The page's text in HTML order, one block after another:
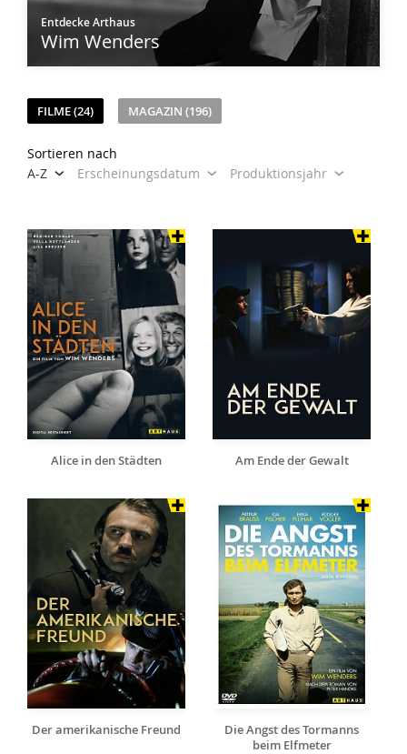
Entdecke Arthaus
Wim Wenders
FILME (24) MAGAZIN (196)
Sortieren nach
A-Z
Erscheinungsdatum Produktionsjahr
Alice in den Städten Am Ende der Gewalt
Der amerikanische Freund
Die Angst des Tormanns
beim Elfmeter